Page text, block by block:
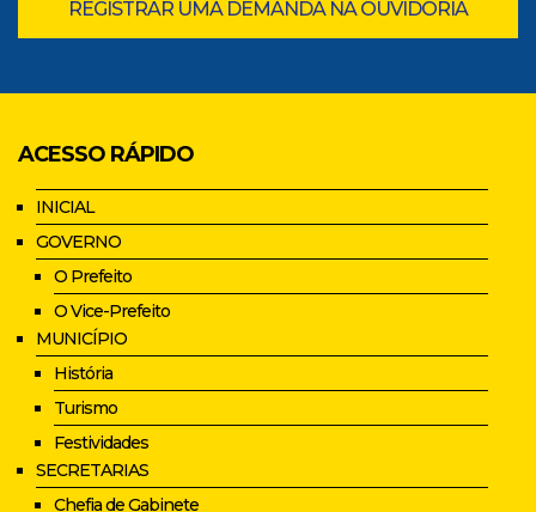
REGISTRAR UMA DEMANDA NA OUVIDORIA
ACESSO RÁPIDO
INICIAL
GOVERNO
O Prefeito
O Vice-Prefeito
MUNICÍPIO
História
Turismo
Festividades
SECRETARIAS
Chefia de Gabinete